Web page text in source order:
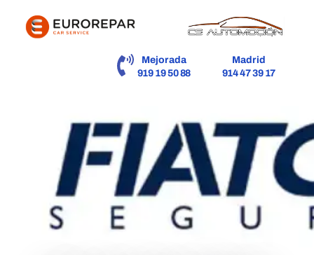
Mejorada
919 19 50 88
Madrid
914 47 39 17